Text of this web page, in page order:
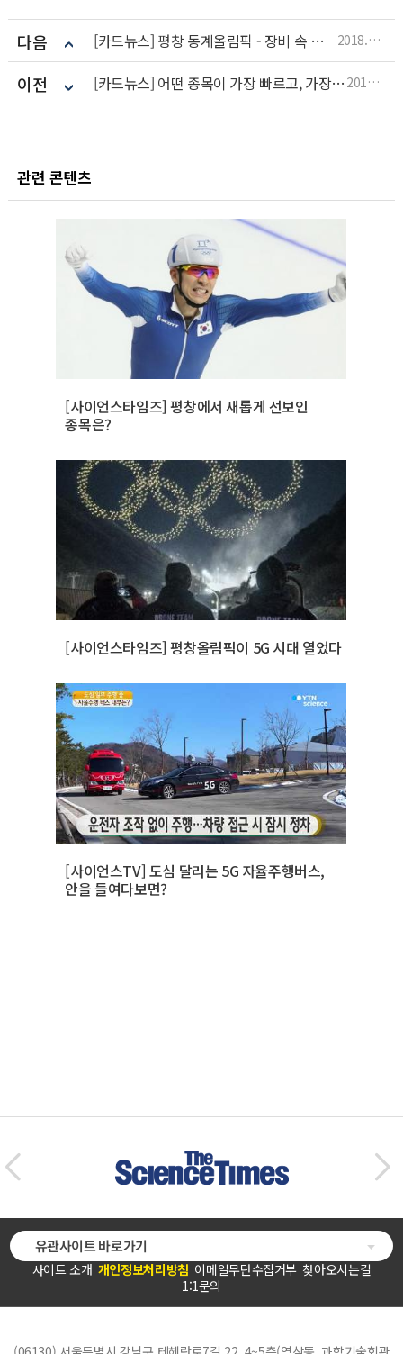
다음 [카드뉴스] 평창 동계올림픽 - 장비 속 숨은 첨단 과학! 2018.02.22
이전 [카드뉴스] 어떤 종목이 가장 빠르고, 가장 높고, 가장 오래 진행될까? 2018.02.21
관련 콘텐츠
[사이언스타임즈] 평창에서 새롭게 선보인
종목은?
[사이언스타임즈] 평창올림픽이 5G 시대 열었다
[사이언스TV] 도심 달리는 5G 자율주행버스,
안을 들여다보면?
사이트 소개 개인정보처리방침 이메일무단수집거부 찾아오시는길
1:1문의
유관사이트 바로가기